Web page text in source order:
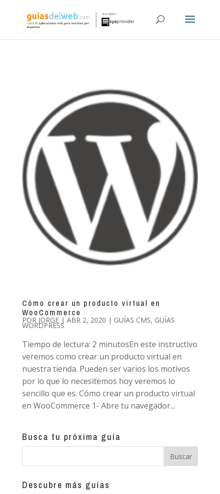
Cómo crear un producto virtual en
WooCommerce
POR JORGE| ABR 2, 2020 | GUÍAS CMS, GUÍAS
WORDPRESS
Tiempo de lectura: 2 minutosEn este instructivo
veremos como crear un producto virtual en
nuestra tienda. Pueden ser varios los motivos
por lo que lo necesitemos hoy veremos lo
sencillo que es. Cómo crear un producto virtual
en WooCommerce 1- Abre tu navegador...
Busca tu próxima guía
Descubre más guías